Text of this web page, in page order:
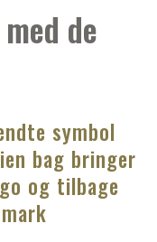
de
symbol
bag bringer
og tilbage